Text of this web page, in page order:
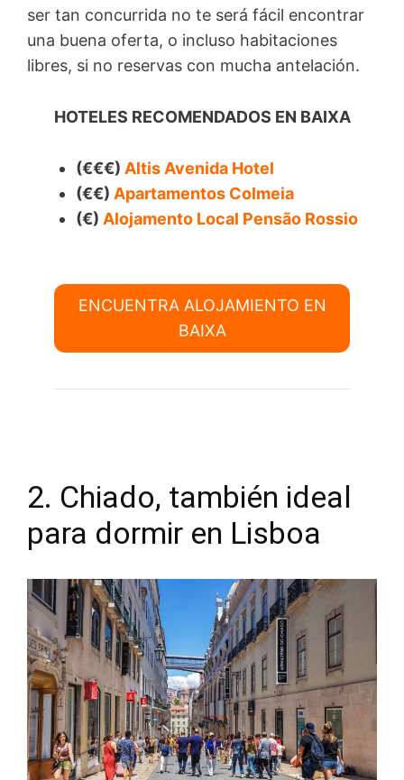
ser tan concurrida no te será fácil encontrar
una buena oferta, o incluso habitaciones
libres, si no reservas con mucha antelación.
HOTELES RECOMENDADOS EN BAIXA
(€€€) Altis Avenida Hotel
(€€) Apartamentos Colmeia
(€) Alojamento Local Pensão Rossio
ENCUENTRA ALOJAMIENTO EN
BAIXA
2. Chiado, también ideal
para dormir en Lisboa